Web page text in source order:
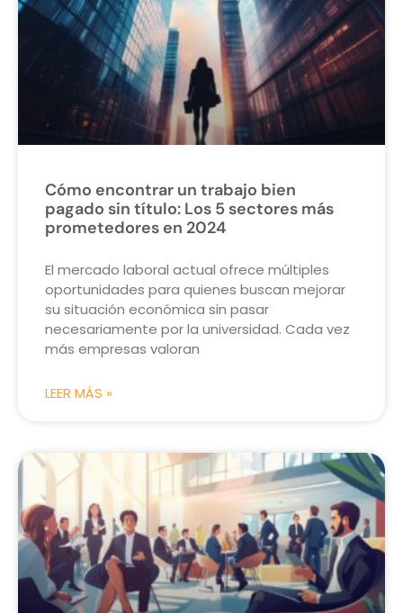
Cómo encontrar un trabajo bien
pagado sin título: Los 5 sectores más
prometedores en 2024
El mercado laboral actual ofrece múltiples
oportunidades para quienes buscan mejorar
su situación económica sin pasar
necesariamente por la universidad. Cada vez
más empresas valoran
LEER MÁS »